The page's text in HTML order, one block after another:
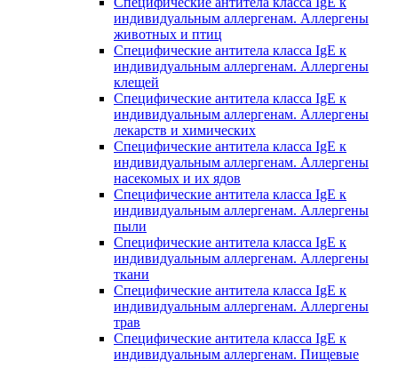
индивидуальным аллергенам. Аллергены
животных и птиц
Специфические антитела класса IgE к
индивидуальным аллергенам. Аллергены
клещей
Специфические антитела класса IgE к
индивидуальным аллергенам. Аллергены
лекарств и химических
Специфические антитела класса IgE к
индивидуальным аллергенам. Аллергены
насекомых и их ядов
Специфические антитела класса IgE к
индивидуальным аллергенам. Аллергены
пыли
Специфические антитела класса IgE к
индивидуальным аллергенам. Аллергены
ткани
Специфические антитела класса IgE к
индивидуальным аллергенам. Аллергены
трав
Специфические антитела класса IgE к
индивидуальным аллергенам. Пищевые